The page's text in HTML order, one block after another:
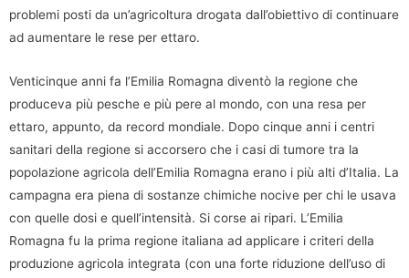
problemi posti da un’agricoltura drogata dall’obiettivo di continuare
ad aumentare le rese per ettaro.
Venticinque anni fa l’Emilia Romagna diventò la regione che
produceva più pesche e più pere al mondo, con una resa per
ettaro, appunto, da record mondiale. Dopo cinque anni i centri
sanitari della regione si accorsero che i casi di tumore tra la
popolazione agricola dell’Emilia Romagna erano i più alti d’Italia. La
campagna era piena di sostanze chimiche nocive per chi le usava
con quelle dosi e quell’intensità. Si corse ai ripari. L’Emilia
Romagna fu la prima regione italiana ad applicare i criteri della
produzione agricola integrata (con una forte riduzione dell’uso di